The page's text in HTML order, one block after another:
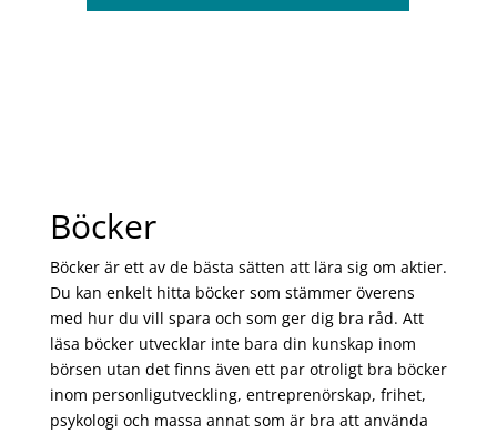
Böcker
Böcker är ett av de bästa sätten att lära sig om aktier.
Du kan enkelt hitta böcker som stämmer överens
med hur du vill spara och som ger dig bra råd. Att
läsa böcker utvecklar inte bara din kunskap inom
börsen utan det finns även ett par otroligt bra böcker
inom personligutveckling, entreprenörskap, frihet,
psykologi och massa annat som är bra att använda